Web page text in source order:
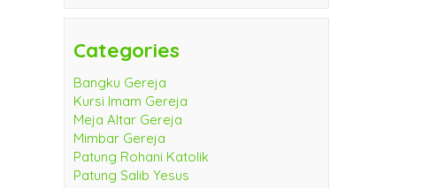
Categories
Bangku Gereja
Kursi Imam Gereja
Meja Altar Gereja
Mimbar Gereja
Patung Rohani Katolik
Patung Salib Yesus